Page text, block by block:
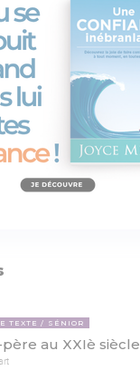
TEXTE SÉNIOR
au XXIè siècle